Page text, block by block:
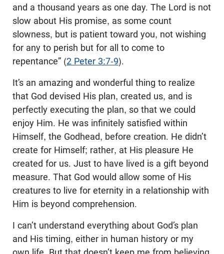
and a thousand years as one day. The Lord is not
slow about His promise, as some count
slowness, but is patient toward you, not wishing
for any to perish but for all to come to
repentance” (2 Peter 3:7-9).
It’s an amazing and wonderful thing to realize
that God devised His plan, created us, and is
perfectly executing the plan, so that we could
enjoy Him. He was infinitely satisfied within
Himself, the Godhead, before creation. He didn’t
create for Himself; rather, at His pleasure He
created for us. Just to have lived is a gift beyond
measure. That God would allow some of His
creatures to live for eternity in a relationship with
Him is beyond comprehension.
I can’t understand everything about God’s plan
and His timing, either in human history or my